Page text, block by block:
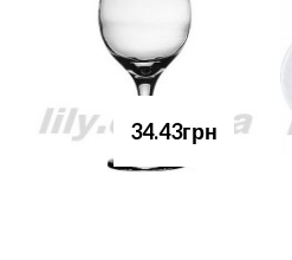
34.43грн